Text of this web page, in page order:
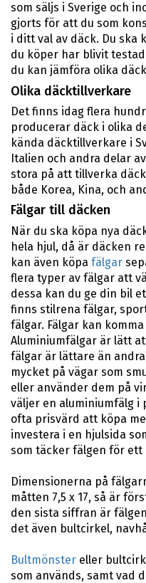
som säljs i Sverige och
gjorts för att du som
i ditt val av däck. Du ska
du köper har blivit
du kan jämföra olika
Olika däcktillverkare
Det finns idag flera
producerar däck i olika
kända däcktillverkare i
Italien och andra delar
stora på att tillverka
både Korea, Kina, och
Fälgar till däcken
När du ska köpa nya
hela hjul, då är däcken
kan även köpa fälgar
flera typer av fälgar att
dessa kan du ge din bil
finns stilrena fälgar,
fälgar. Fälgar kan
Aluminiumfälgar är lätt
fälgar är lättare än
mycket på vägar som
eller använder dem på
väljer en aluminiumfälg i
ofta prisvärd att köpa
investera i en hjulsida
som täcker fälgen för
Dimensionerna på
måtten 7,5 x 17, så är
den sista siffran är
det även bultcirkel,
Bultmönster eller
som används, samt vad